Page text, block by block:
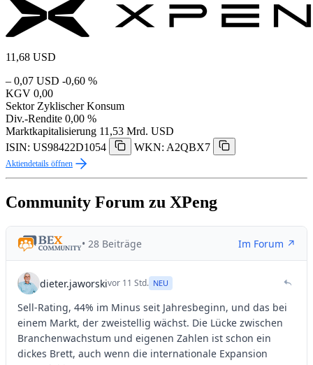
11,68 USD
– 0,07 USD -0,60 %
KGV 0,00
Sektor Zyklischer Konsum
Div.-Rendite 0,00 %
Marktkapitalisierung 11,53 Mrd. USD
ISIN: US98422D1054
WKN: A2QBX7
Aktiendetails öffnen
Community Forum zu XPeng